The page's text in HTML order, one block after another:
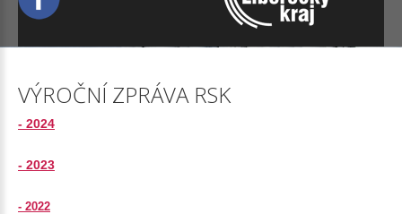
VÝROČNÍ ZPRÁVA RSK
- 2024
- 2023
- 2022